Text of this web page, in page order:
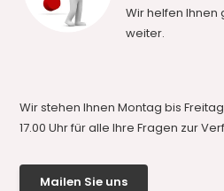
Wir helfen Ihnen
weiter.
Wir stehen Ihnen Montag bis
17.00 Uhr für alle Ihre Fragen zur
Mailen Sie uns